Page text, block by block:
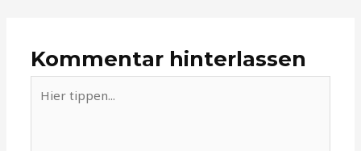
Kommentar hinterlassen
tippen...